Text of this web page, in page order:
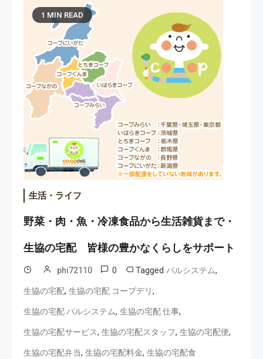
1 MIN READ
生活・ライフ
野菜・肉・魚・冷凍食品から生活雑貨まで・
生協の宅配 皆様の豊かなくらしをサポート
phi72110 0 Tagged パルシステム,
生協の宅配, 生協の宅配 コープデリ,
生協の宅配 パルシステム, 生協の宅配 仕事,
生協の宅配サービス, 生協の宅配スタッフ, 生協の宅配便,
生協の宅配弁当, 生協の宅配料金, 生協の宅配食